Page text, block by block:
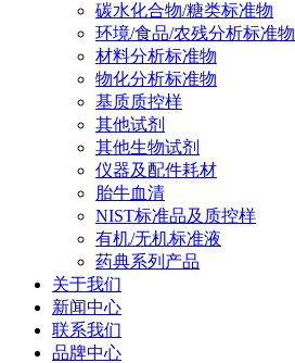
碳水化合物/糖类标准物
环境/食品/农残分析标准物
材料分析标准物
物化分析标准物
基质质控样
其他试剂
其他生物试剂
仪器及配件耗材
胎牛血清
NIST标准品及质控样
有机/无机标准液
药典系列产品
关于我们
新闻中心
联系我们
品牌中心